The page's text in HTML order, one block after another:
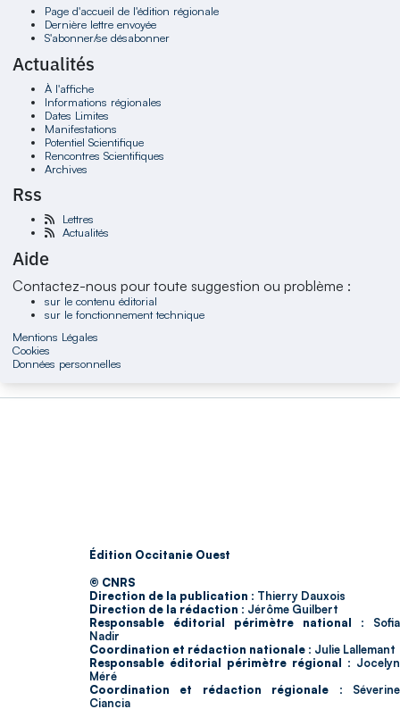
Page d'accueil de l'édition régionale
Dernière lettre envoyée
S'abonner/se désabonner
Actualités
À l'affiche
Informations régionales
Dates Limites
Manifestations
Potentiel Scientifique
Rencontres Scientifiques
Archives
Rss
Lettres
Actualités
Aide
Contactez-nous pour toute suggestion ou problème :
sur le contenu éditorial
sur le fonctionnement technique
Mentions Légales
Cookies
Données personnelles
Édition Occitanie Ouest
© CNRS
Direction de la publication : Thierry Dauxois
Direction de la rédaction : Jérôme Guilbert
Responsable éditorial périmètre national : Sofia
Nadir
Coordination et rédaction nationale : Julie Lallemant
Responsable éditorial périmètre régional : Jocelyn
Méré
Coordination et rédaction régionale : Séverine
Ciancia